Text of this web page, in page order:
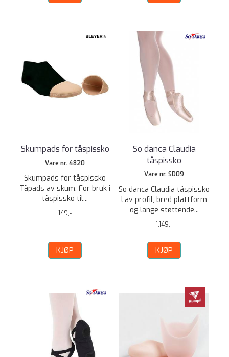
Skumpads for tåspissko
Vare nr. 4820
Skumpads for tåspissko
Tåpads av skum. For bruk i
tåspissko til...
149,-
KJØP
So danca Claudia
tåspissko
Vare nr. SD09
So danca Claudia tåspissko
Lav profil, bred plattform
og lange støttende...
1.149,-
KJØP